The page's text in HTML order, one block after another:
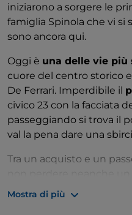
iniziarono a sorgere le
famiglia Spinola che vi si
sono ancora qui.
Oggi è una delle vie
cuore del centro storico
De Ferrari. Imperdibile il
civico 23 con la facciata
passeggiando si trova il
val la pena dare una
Tra un acquisto e un
fate sosta nella
assaggiare la
Mostra di più